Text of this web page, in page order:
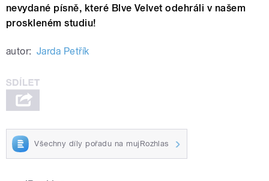
nevydané písně, které Blve Velvet odehráli v našem
proskleném studiu!
autor: Jarda Petřík
Všechny díly pořadu na mujRozhlas